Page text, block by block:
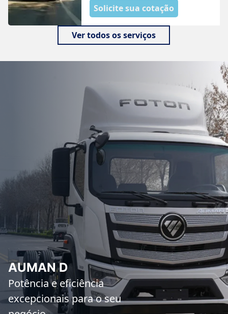
Solicite sua cotação
Ver todos os serviços
AUMAN D
Potência e eficiência
excepcionais para o seu